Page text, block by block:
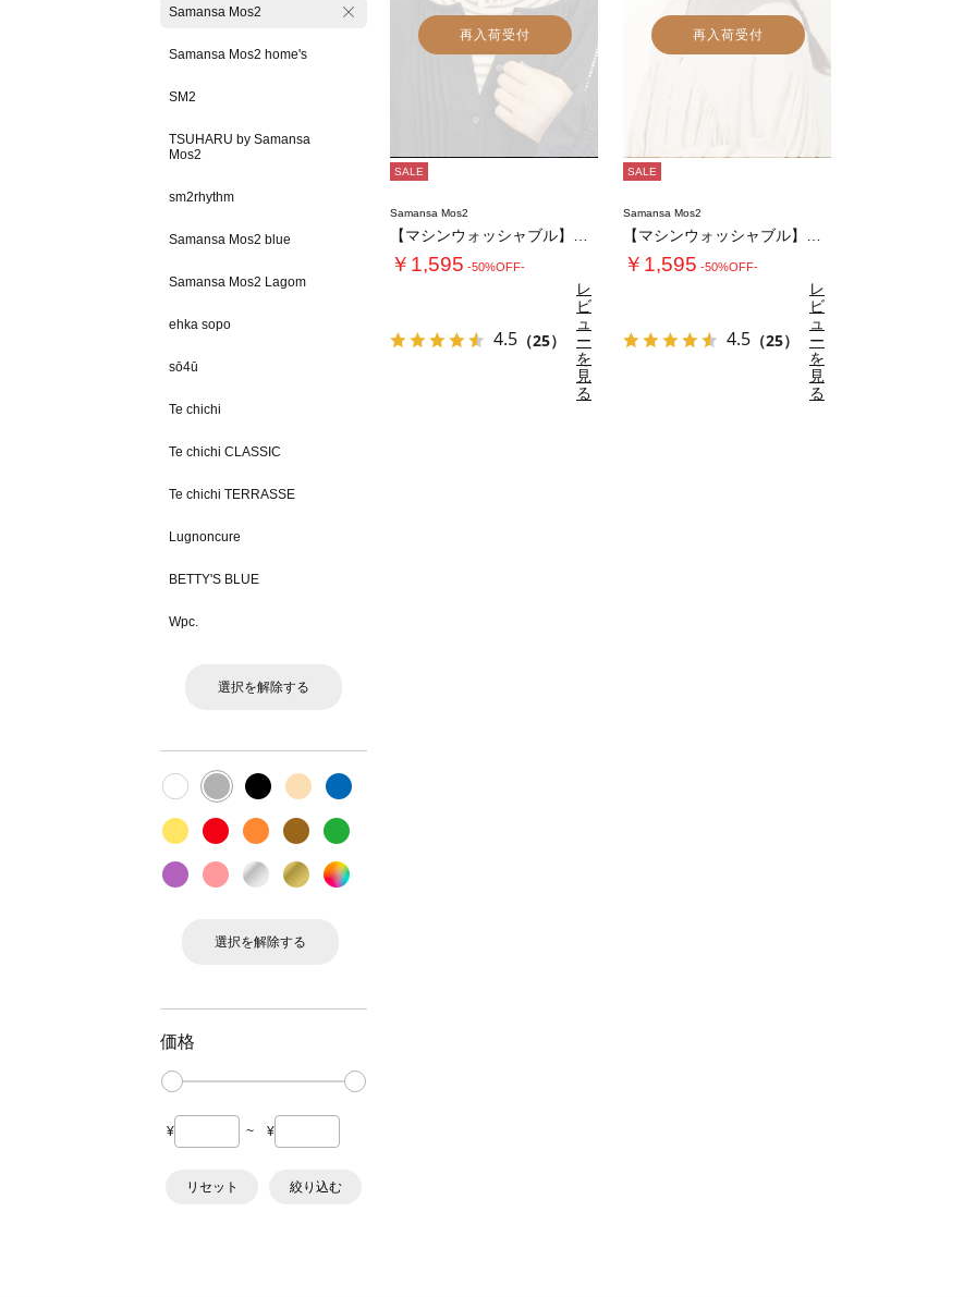
Samansa Mos2
Samansa Mos2 home's
SM2
TSUHARU by Samansa
Mos2
sm2rhythm
Samansa Mos2 blue
Samansa Mos2 Lagom
ehka sopo
sō4ū
Te chichi
Te chichi CLASSIC
Te chichi TERRASSE
Lugnoncure
BETTY'S BLUE
Wpc.
選択を解除する
選択を解除する
価格
¥ ~ ¥
リセット 絞り込む
再入荷受付
SALE
Samansa Mos2
￥1,595 -50%OFF-
4.5 （25）
レ
ビ
ュ
ー
を
見
る
再入荷受付
SALE
Samansa Mos2
￥1,595 -50%OFF-
4.5 （25）
レ
ビ
ュ
ー
を
見
る